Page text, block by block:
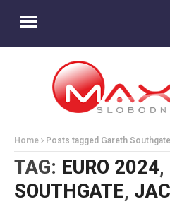
Home Posts tagged Gareth Southgate
TAG: EURO 2024,
SOUTHGATE,